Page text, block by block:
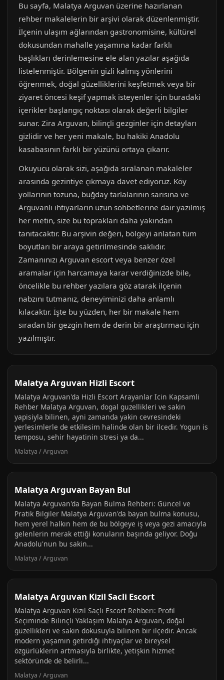
Bu sayfa, Malatya Arguvan üzerine hazırlanan
rehber makalelerin bir arşivi olarak düzenlenmiştir.
İlçenin ulaşım ağlarından gastronomisine, kültürel
dokusundan mahalle yaşamına kadar farklı
başlıkları derinlemesine ele alan yazılar aşağıda
listelenmiştir. Bölgenin gizli kalmış yönlerini
öğrenmek, doğal güzelliklerini keşfetmek veya bir
ziyaret öncesi keşif yapmak isteyenler için buradaki
içerikler başlangıç noktası olarak değerli bilgiler
sunar. Zira Arguvan, bilinçli gezginler için detayları
gizlidir ve her yeni makale, bu hakiki Anadolu
kasabasının farklı bir yüzünü ortaya çıkarır.
Okuyucu olarak sizi, aşağıda sıralanan makaleler
arasında gezintiye çıkmaya davet ediyoruz. Köy
yollarının tozuna, buğday tarlalarının sarısına ve
Arguvanlı ihtiyarların uzun sohbetlerine dair yazılmış
her metin, size bu toprakları daha yakından
tanıtacaktır. Bu arşivin değeri, bölgeyi anlatan tüm
boyutları bir araya getirilmesinde saklıdır.
Zamanınızı Arguvan escort veya benzer özel
aramalar için harcamaya karar verdiğinizde bile,
öncelikle bu rehber yazılara göz atarak ilçenin
nabzını tutmanız, deneyiminizi daha anlamlı
kılacaktır. İşte bu yüzden, her bir makale hem
sıradan bir gezgin hem de derin bir araştırmacı için
yazılmıştır.
Malatya Arguvan Hizli Escort
Malatya Arguvan'da Hizli Escort Arayanlar Icin Kapsamli
Rehber Malatya Arguvan, dogal guzellikleri ve sakin
yapisiyla bilinen, ayni zamanda yakin cevresindeki
yerlesimlerle de etkilesim halinde olan bir ilcedir. Yogun is
temposu, sehir hayatinin stresi ya da...
Malatya / Arguvan
Malatya Arguvan Bayan Bul
Malatya Arguvan'da Bayan Bulma Rehberi: Güncel ve
Pratik Bilgiler Malatya Arguvan'da bayan bulma konusu,
hem yerel halkın hem de bu bölgeye iş veya gezi amacıyla
gelenlerin merak ettiği konuların başında geliyor. Doğu
Anadolu'nun bu sakin...
Malatya / Arguvan
Malatya Arguvan Kizil Sacli Escort
Malatya Arguvan Kızıl Saçlı Escort Rehberi: Profil
Seçiminde Bilinçli Yaklaşım Malatya Arguvan, doğal
güzellikleri ve sakin dokusuyla bilinen bir ilçedir. Ancak
modern yaşamın getirdiği ihtiyaçlar ve bireysel
özgürlüklerin artmasıyla birlikte, yetişkin hizmet
sektöründe de belirli...
Malatya / Arguvan